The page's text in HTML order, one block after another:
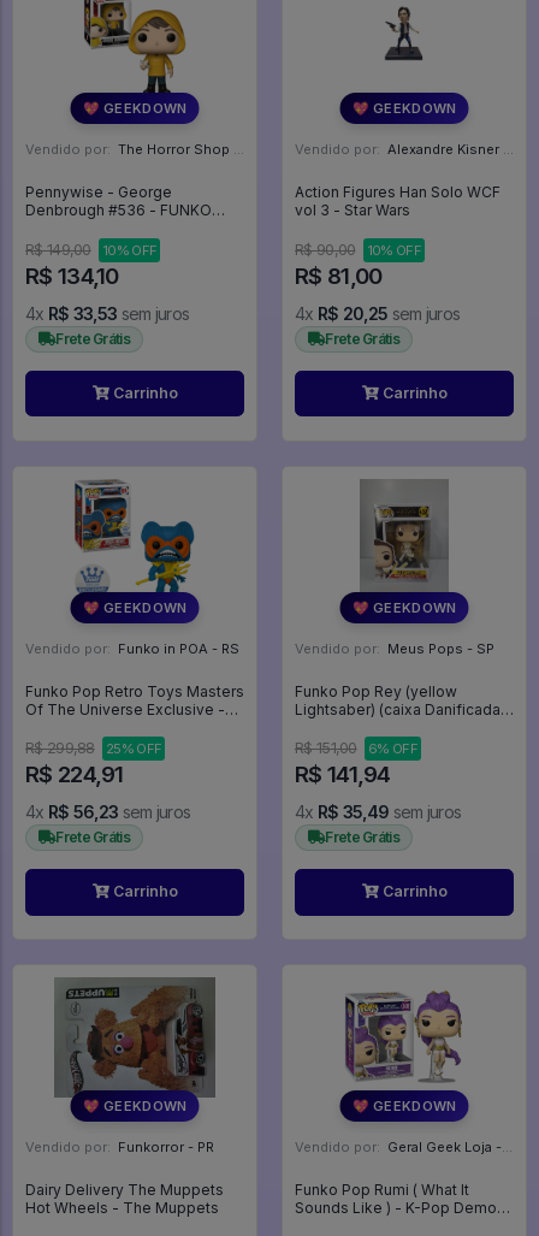
💖 GEEKDOWN
Vendido por: The Horror Shop - Colecionáveis - MG
Pennywise - George
Denbrough #536 - FUNKO
R$ 149,00
10% OFF
R$ 134,10
4x R$ 33,53 sem juros
Frete Grátis
Carrinho
💖 GEEKDOWN
Vendido por: Alexandre Kisner - PR
Action Figures Han Solo WCF
vol 3 - Star Wars
R$ 90,00 10% OFF
R$ 81,00
4x R$ 20,25 sem juros
Frete Grátis
Carrinho
💖 GEEKDOWN
Vendido por: Funko in POA - RS
Funko Pop Retro Toys Masters
Of The Universe Exclusive -
R$ 299,88
25% OFF
R$ 224,91
4x R$ 56,23 sem juros
Frete Grátis
Carrinho
💖 GEEKDOWN
Vendido por: Meus Pops - SP
Funko Pop Rey (yellow
Lightsaber) (caixa Danificada)
R$ 151,00
6% OFF
R$ 141,94
4x R$ 35,49 sem juros
Frete Grátis
Carrinho
💖 GEEKDOWN
Vendido por: Funkorror - PR
Dairy Delivery The Muppets
Hot Wheels - The Muppets
💖 GEEKDOWN
Vendido por: Geral Geek Loja - SP
Funko Pop Rumi ( What It
Sounds Like ) - K-Pop Demon